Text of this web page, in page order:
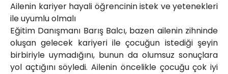
Ailenin kariyer hayali öğrencinin istek ve yetenekleri
ile uyumlu olmalı
Eğitim Danışmanı Barış Balcı, bazen ailenin zihninde
oluşan gelecek kariyeri ile çocuğun istediği şeyin
birbiriyle uymadığını, bunun da olumsuz sonuçlara
yol açtığını söyledi. Ailenin öncelikle çocuğu çok iyi